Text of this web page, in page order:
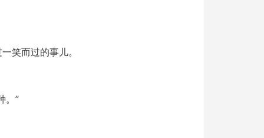
笑而过的事儿。
。”